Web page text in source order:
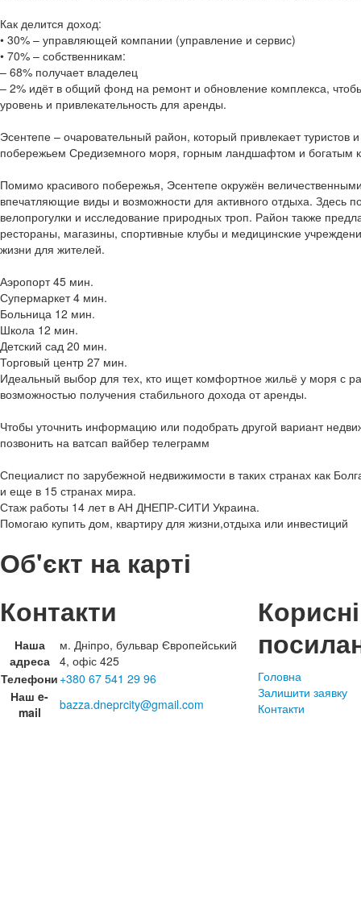
Как делится доход:
• 30% – управляющей компании (управление и сервис)
• 70% – собственникам:
– 68% получает владелец
– 2% идёт в общий фонд на ремонт и обновление комплекса,
уровень и привлекательность для аренды.
Эсентепе – очаровательный район, который привлекает туристов
побережьем Средиземного моря, горным ландшафтом и богатым
Помимо красивого побережья, Эсентепе окружён
впечатляющие виды и возможности для активного отдыха. Здесь
велопрогулки и исследование природных троп. Район также
рестораны, магазины, спортивные клубы и медицинские
жизни для жителей.
Аэропорт 45 мин.
Супермаркет 4 мин.
Больница 12 мин.
Школа 12 мин.
Детский сад 20 мин.
Торговый центр 27 мин.
Идеальный выбор для тех, кто ищет комфортное жильё у моря с
возможностью получения стабильного дохода от аренды.
Чтобы уточнить информацию или подобрать другой вариант
позвонить на ватсап вайбер телеграмм
Специалист по зарубежной недвижимости в таких странах как
и еще в 15 странах мира.
Стаж работы 14 лет в АН ДНЕПР-СИТИ Украина.
Помогаю купить дом, квартиру для жизни,отдыха или инвестиций
Об'єкт на карті
Контакти
Наша
адреса
м. Дніпро, бульвар Європейський
4, офіс 425
Телефони +380 67 541 29 96
Наш e-
mail
bazza.dneprcity@gmail.com
Корисні
Головна
Залишити заявку
Контакти